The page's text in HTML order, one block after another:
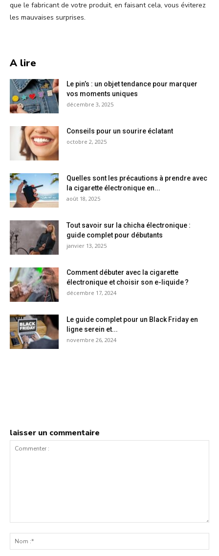
que le fabricant de votre produit, en faisant cela, vous éviterez
les mauvaises surprises.
A lire
Le pin’s : un objet tendance pour marquer
vos moments uniques
décembre 3, 2025
Conseils pour un sourire éclatant
octobre 2, 2025
Quelles sont les précautions à prendre avec
la cigarette électronique en...
août 18, 2025
Tout savoir sur la chicha électronique :
guide complet pour débutants
janvier 13, 2025
Comment débuter avec la cigarette
électronique et choisir son e-liquide ?
décembre 17, 2024
Le guide complet pour un Black Friday en
ligne serein et...
novembre 26, 2024
laisser un commentaire
:*